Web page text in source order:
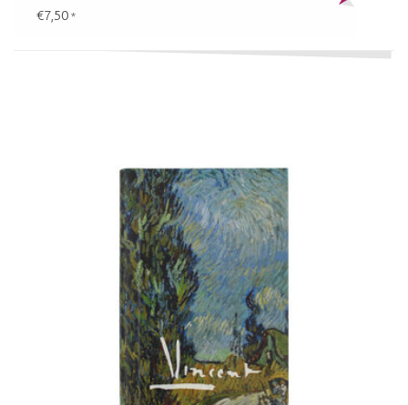
€7,50 *